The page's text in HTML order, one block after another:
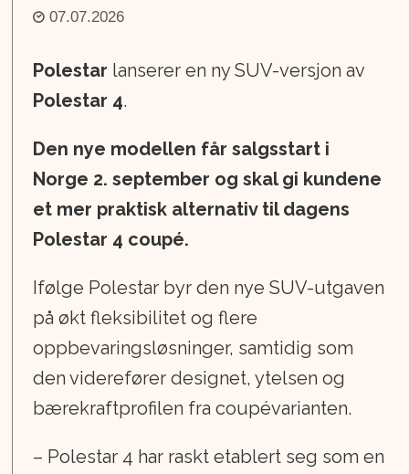
07.07.2026
Polestar lanserer en ny SUV-versjon av
Polestar 4.
Den nye modellen får salgsstart i
Norge 2. september og skal gi kundene
et mer praktisk alternativ til dagens
Polestar 4 coupé.
Ifølge Polestar byr den nye SUV-utgaven
på økt fleksibilitet og flere
oppbevaringsløsninger, samtidig som
den viderefører designet, ytelsen og
bærekraftprofilen fra coupévarianten.
– Polestar 4 har raskt etablert seg som en